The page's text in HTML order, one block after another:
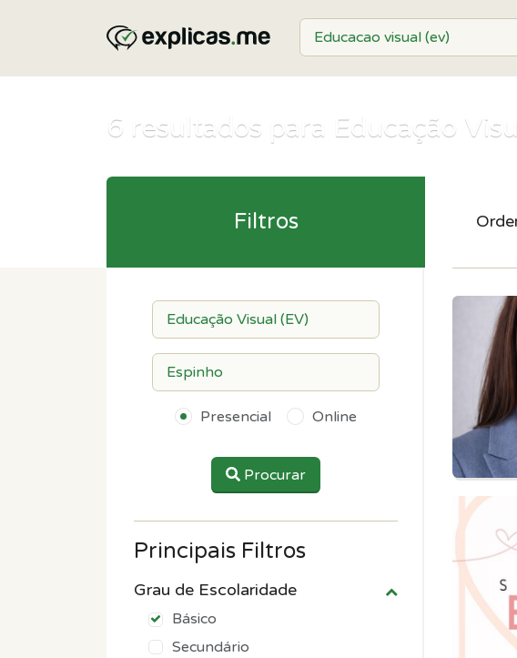
6 resultados para Educação
Filtros
Presencial Online
Procurar
Principais Filtros
Grau de Escolaridade
Básico
Secundário